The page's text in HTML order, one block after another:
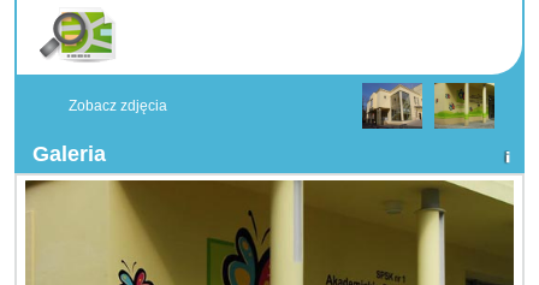
Zobacz zdjęcia
Galeria